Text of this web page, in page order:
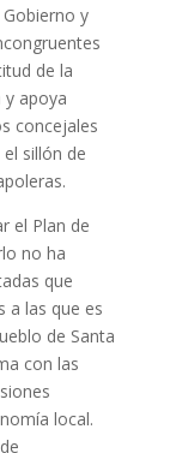
y
de la
y apoya
concejales
sillón de
el Plan de
no ha
que
a las que es
de Santa
con las
local.